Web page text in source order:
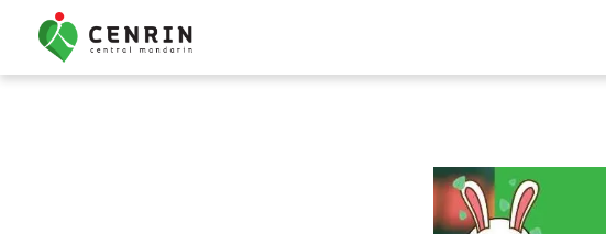
Kursus Mandarin Anak - Anak
Bimbel Mandarin Anak